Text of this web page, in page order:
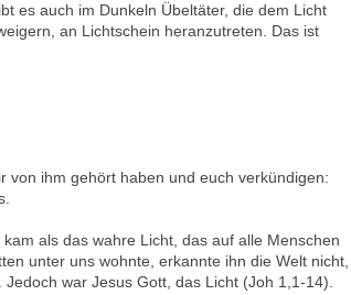
es auch im Dunkeln Übeltäter, die dem Licht
an Lichtschein heranzutreten. Das ist
von ihm gehört haben und euch verkündigen:
als das wahre Licht, das auf alle Menschen
unter uns wohnte, erkannte ihn die Welt nicht,
war Jesus Gott, das Licht (Joh 1,1-14).